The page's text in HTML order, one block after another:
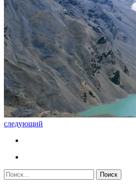
следующий